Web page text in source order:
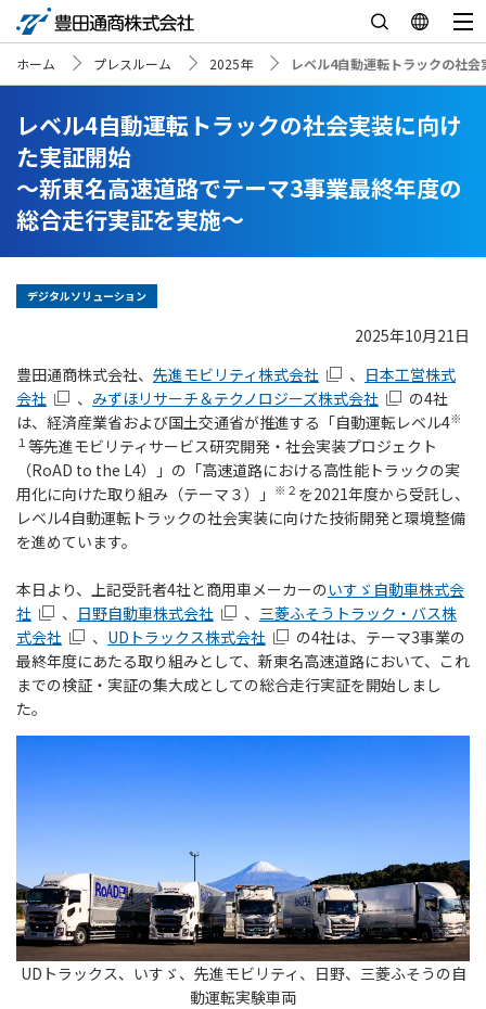
ホーム プレスルーム 2025年 レベル4自動運転トラックの社
レベル4自動運転トラックの社会実装に向け
た実証開始
～新東名高速道路でテーマ3事業最終年度の
総合走行実証を実施～
デジタルソリューション
2025年10月21日
豊田通商株式会社、 先進モビリティ株式会社 、 日本工営株式
会社
、 みずほリサーチ＆テクノロジーズ株式会社
の4社
は、経済産業省および国土交通省が推進する「自動運転レベル4※
１ 等先進モビリティサービス研究開発・社会実装プロジェクト
（RoAD to the L4）」の「高速道路における高性能トラックの実
用化に向けた取り組み（テーマ３）」
※２ を2021年度から受託し、
レベル4自動運転トラックの社会実装に向けた技術開発と環境整備
を進めています。
本日より、上記受託者4社と商用車メーカーのいすゞ自動車株式会
社
、 日野自動車株式会社 、 三菱ふそうトラック・バス株
式会社
、 UDトラックス株式会社
の4社は、テーマ3事業の
最終年度にあたる取り組みとして、新東名高速道路において、これ
までの検証・実証の集大成としての総合走行実証を開始しまし
た。
UDトラックス、いすゞ、先進モビリティ、日野、三菱ふそうの自
動運転実験車両